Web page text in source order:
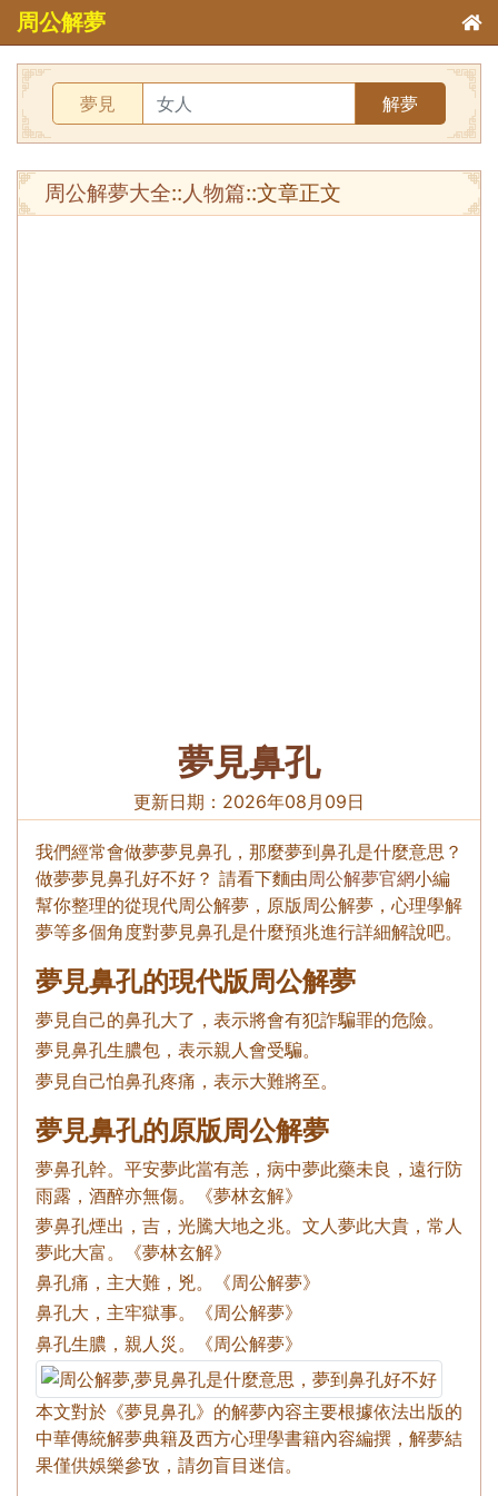
周公解夢
夢見 解夢
周公解夢大全::人物篇::文章正文
夢見鼻孔
更新日期： 2026年08月09日
我們經常會做夢夢見鼻孔，那麼夢到鼻孔是什麼意思？
做夢夢見鼻孔好不好？ 請看下麵由周公解夢官網小編
幫你整理的從現代周公解夢，原版周公解夢，心理學解
夢等多個角度對夢見鼻孔是什麼預兆進行詳細解說吧。
夢見鼻孔的現代版周公解夢
夢見自己的鼻孔大了，表示將會有犯詐騙罪的危險。
夢見鼻孔生膿包，表示親人會受騙。
夢見自己怕鼻孔疼痛，表示大難將至。
夢見鼻孔的原版周公解夢
夢鼻孔幹。平安夢此當有恙，病中夢此藥未良，遠行防
雨露，酒醉亦無傷。《夢林玄解》
夢鼻孔煙出，吉，光騰大地之兆。文人夢此大貴，常人
夢此大富。《夢林玄解》
鼻孔痛，主大難，兇。《周公解夢》
鼻孔大，主牢獄事。《周公解夢》
鼻孔生膿，親人災。《周公解夢》
本文對於《夢見鼻孔》的解夢內容主要根據依法出版的
中華傳統解夢典籍及西方心理學書籍內容編撰，解夢結
果僅供娛樂參攷，請勿盲目迷信。